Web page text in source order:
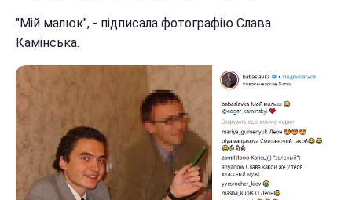
"Мій малюк", - підписала фотографію Слава
Камінська.